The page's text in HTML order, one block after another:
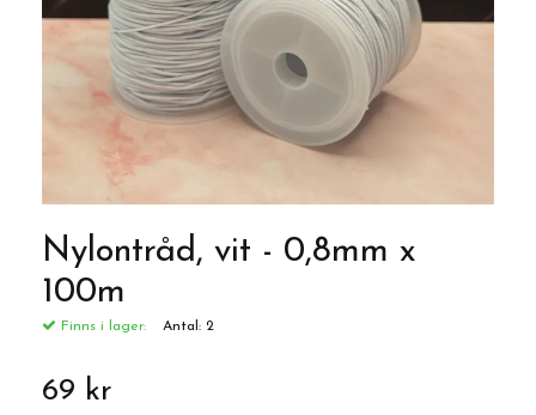
Nylontråd, vit - 0,8mm x
100m
Finns i lager: Antal: 2
69 kr